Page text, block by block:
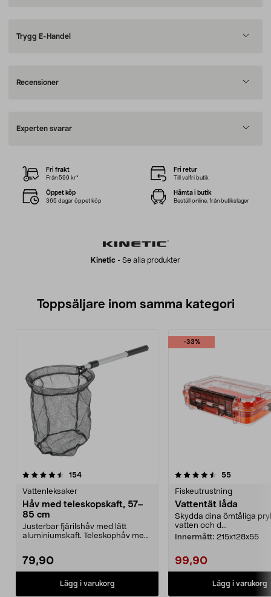
Trygg E-Handel
Recensioner
Experten svarar
Kinetic - Se alla produkter
Fri frakt
Från 599 kr*
Fri retur
Till valfri butik
Öppet köp
365 dagar öppet köp
Hämta i butik
Beställ online, från butikslager
Toppsäljare inom samma kategori
154recensioner
Vattenleksaker
Håv med teleskopskaft, 57–
85 cm
Justerbar fjärilshåv med lätt
aluminiumskaft. Teleskophåv med
79,90
Lägg i varukorg
-33%
4.5 av 5 stjärnor 55recensioner
Fiskeutrustning
Vattentät låda
Skydda dina ömtåliga
vatten och d...
Innermått: 215x128x55
99,90
Lägg i varukorg
4.5 av 5 stjärnor